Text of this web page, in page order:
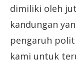
dimiliki oleh
kandungan
pengaruh
kami untuk